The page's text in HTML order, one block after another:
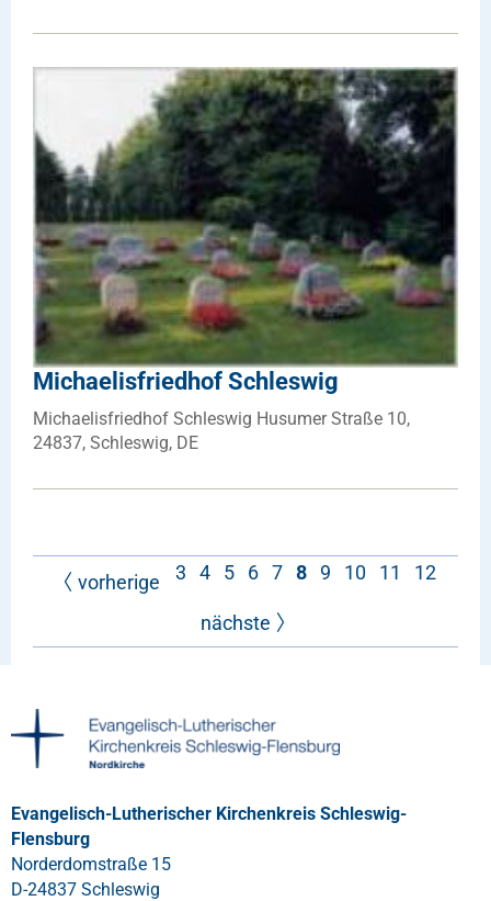
Michaelisfriedhof Schleswig
Michaelisfriedhof Schleswig Husumer Straße 10,
24837, Schleswig, DE
vorherige 3 4 5 6 7 8 9 10 11 12
nächste
Evangelisch-Lutherischer Kirchenkreis Schleswig-
Flensburg
Norderdomstraße 15
D-24837 Schleswig